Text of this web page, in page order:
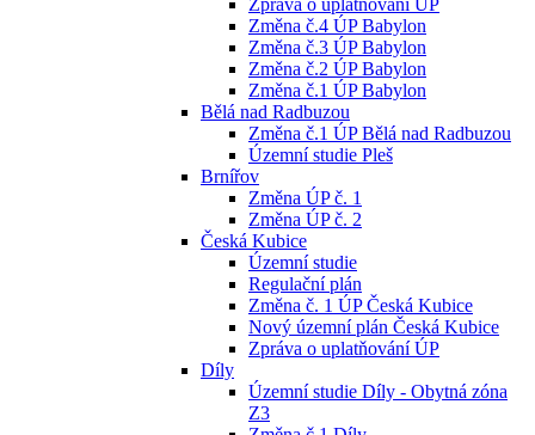
Zpráva o uplatňování ÚP
Změna č.4 ÚP Babylon
Změna č.3 ÚP Babylon
Změna č.2 ÚP Babylon
Změna č.1 ÚP Babylon
Bělá nad Radbuzou
Změna č.1 ÚP Bělá nad Radbuzou
Územní studie Pleš
Brnířov
Změna ÚP č. 1
Změna ÚP č. 2
Česká Kubice
Územní studie
Regulační plán
Změna č. 1 ÚP Česká Kubice
Nový územní plán Česká Kubice
Zpráva o uplatňování ÚP
Díly
Územní studie Díly - Obytná zóna
Z3